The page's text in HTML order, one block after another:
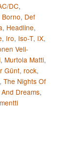
DC,
Borno, Def
, Headline,
, Iro, Iso-T, IX,
Veli-
, Murtola Matti,
Günt, rock,
,The Nights Of
Dreams,